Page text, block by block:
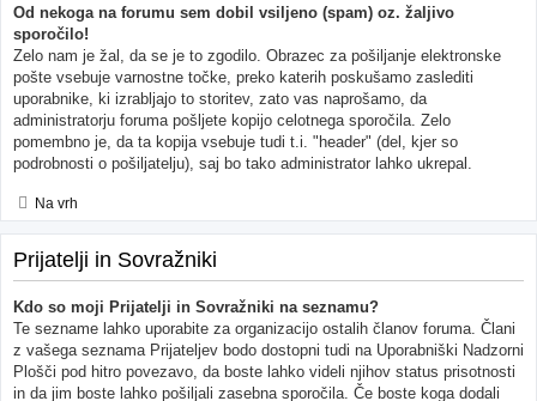
Od nekoga na forumu sem dobil vsiljeno (spam) oz. žaljivo
sporočilo!
Zelo nam je žal, da se je to zgodilo. Obrazec za pošiljanje elektronske
pošte vsebuje varnostne točke, preko katerih poskušamo zaslediti
uporabnike, ki izrabljajo to storitev, zato vas naprošamo, da
administratorju foruma pošljete kopijo celotnega sporočila. Zelo
pomembno je, da ta kopija vsebuje tudi t.i. "header" (del, kjer so
podrobnosti o pošiljatelju), saj bo tako administrator lahko ukrepal.
Na vrh
Prijatelji in Sovražniki
Kdo so moji Prijatelji in Sovražniki na seznamu?
Te sezname lahko uporabite za organizacijo ostalih članov foruma. Člani
z vašega seznama Prijateljev bodo dostopni tudi na Uporabniški Nadzorni
Plošči pod hitro povezavo, da boste lahko videli njihov status prisotnosti
in da jim boste lahko pošiljali zasebna sporočila. Če boste koga dodali